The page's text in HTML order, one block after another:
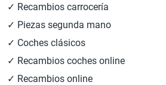
✓ Recambios carrocería
✓ Piezas segunda mano
✓ Coches clásicos
✓ Recambios coches online
✓ Recambios online